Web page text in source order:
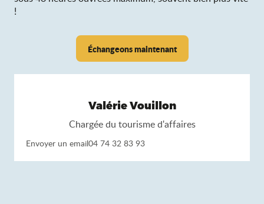
!
Échangeons maintenant
Valérie Vouillon
Chargée du tourisme d'affaires
Envoyer un email04 74 32 83 93